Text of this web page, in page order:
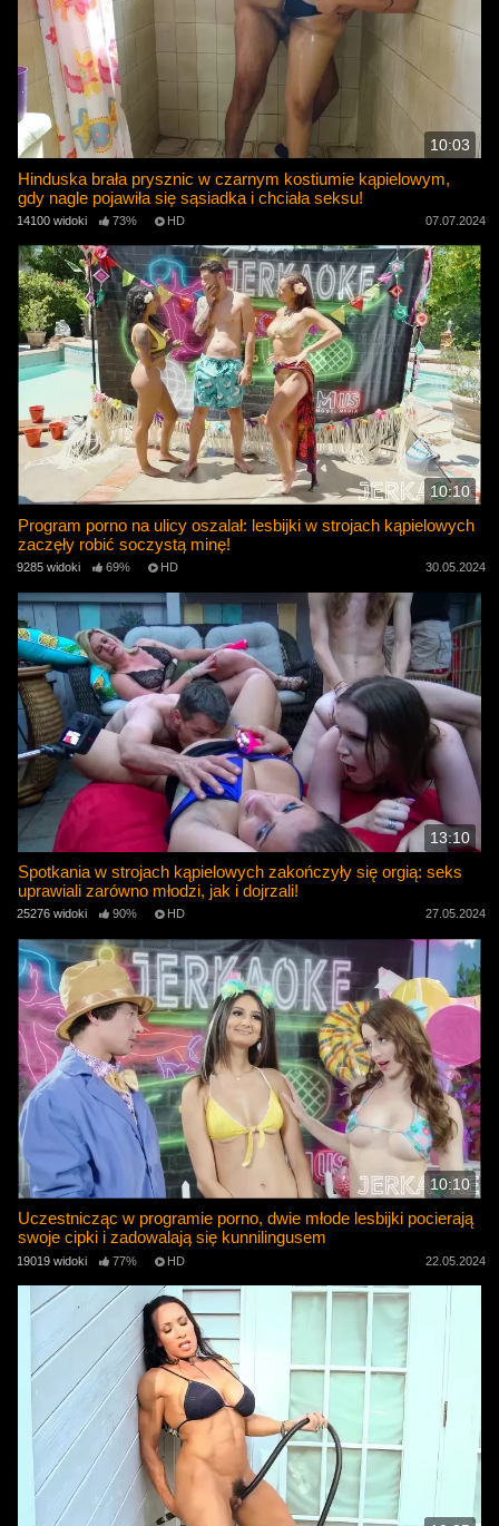
10:03
Hinduska brała prysznic w czarnym kostiumie kąpielowym,
gdy nagle pojawiła się sąsiadka i chciała seksu!
14100 widoki 73% HD 07.07.2024
10:10
Program porno na ulicy oszalał: lesbijki w strojach kąpielowych
zaczęły robić soczystą minę!
9285 widoki 69% HD 30.05.2024
13:10
Spotkania w strojach kąpielowych zakończyły się orgią: seks
uprawiali zarówno młodzi, jak i dojrzali!
25276 widoki 90% HD 27.05.2024
10:10
Uczestnicząc w programie porno, dwie młode lesbijki pocierają
swoje cipki i zadowalają się kunnilingusem
19019 widoki 77% HD 22.05.2024